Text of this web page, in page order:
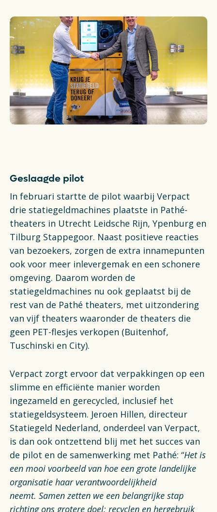
VacaturesOpens in a new tab
Switch to English
Geslaagde pilot
In februari startte de pilot waarbij Verpact
drie statiegeldmachines plaatste in Pathé-
theaters in Utrecht Leidsche Rijn, Ypenburg en
Tilburg Stappegoor. Naast positieve reacties
van bezoekers, zorgen de extra innamepunten
ook voor meer inlevergemak en een schonere
omgeving. Daarom worden de
statiegeldmachines nu ook geplaatst bij de
rest van de Pathé theaters, met uitzondering
van vijf theaters waaronder de theaters die
geen PET-flesjes verkopen (Buitenhof,
Tuschinski en City).
Verpact zorgt ervoor dat verpakkingen op een
slimme en efficiënte manier worden
ingezameld en gerecycled, inclusief het
statiegeldsysteem. Jeroen Hillen, directeur
Statiegeld Nederland, onderdeel van Verpact,
is dan ook ontzettend blij met het succes van
de pilot en de samenwerking met Pathé: “Het is
een mooi voorbeeld van hoe een grote landelijke
organisatie haar verantwoordelijkheid
neemt. Samen zetten we een belangrijke stap
richting ons grotere doel: recyclen en hergebruik